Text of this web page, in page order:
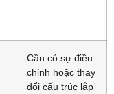
Cần có sự điều
chỉnh hoặc thay
đổi cấu trúc lắp